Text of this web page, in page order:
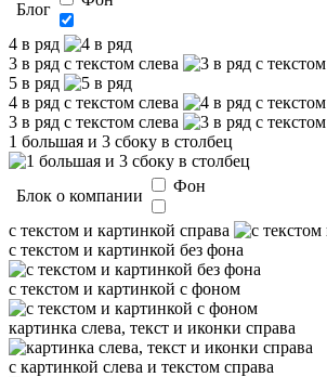
Блог
4 в ряд
3 в ряд с текстом слева
5 в ряд
4 в ряд с текстом слева
3 в ряд с текстом слева
1 большая и 3 сбоку в столбец
Блок о компании
Фон
с текстом и картинкой справа
с текстом и картинкой без фона
с текстом и картинкой с фоном
картинка слева, текст и иконки справа
с картинкой слева и текстом справа